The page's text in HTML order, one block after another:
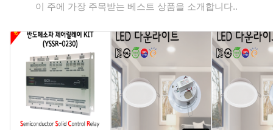
이 주에 가장 주목받는 베스트 상품을 소개합니다..